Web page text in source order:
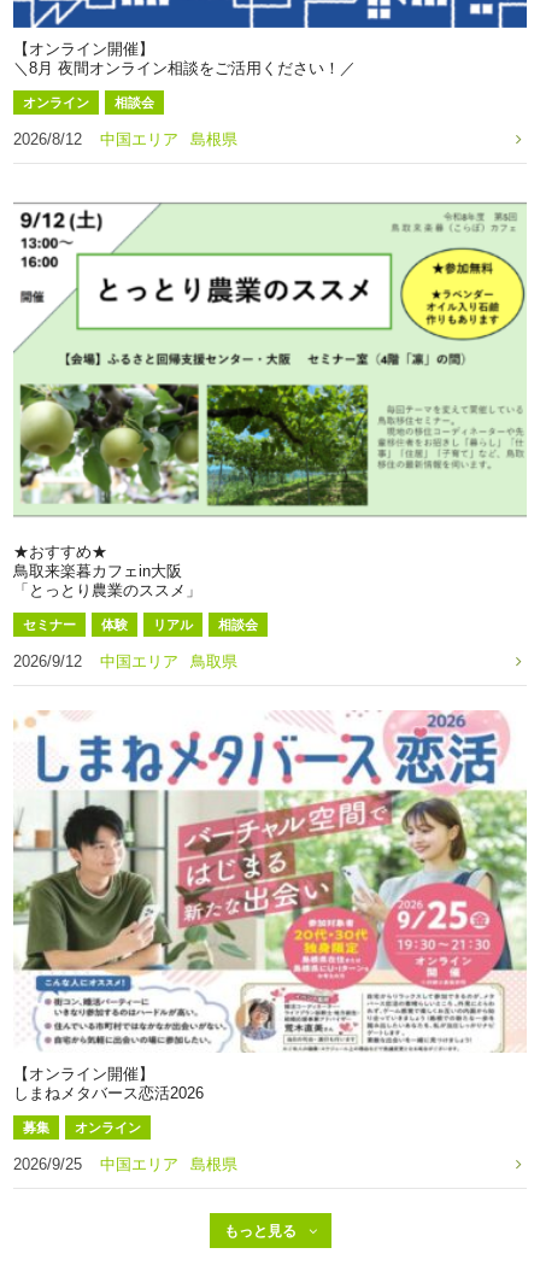
【オンライン開催】
＼8月 夜間オンライン相談をご活用ください！／
オンライン 相談会
2026/8/12 中国エリア 島根県
★おすすめ★
鳥取来楽暮カフェin大阪
「とっとり農業のススメ」
セミナー 体験 リアル 相談会
2026/9/12 中国エリア 鳥取県
【オンライン開催】
しまねメタバース恋活2026
募集 オンライン
2026/9/25 中国エリア 島根県